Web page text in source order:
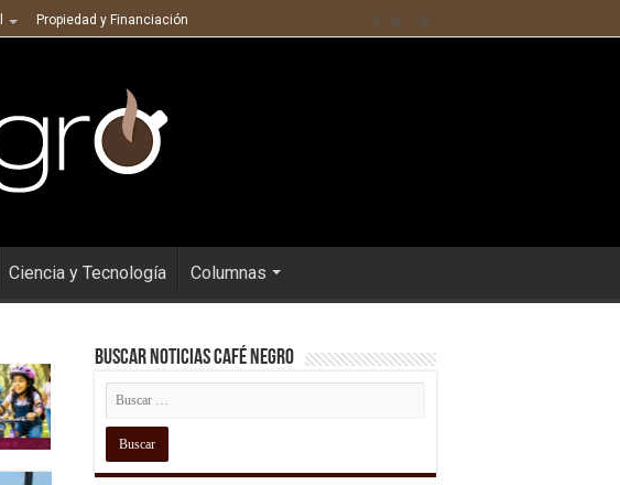
Propiedad y Financiación
Ciencia y Tecnología Columnas
Buscar Noticias Café Negro